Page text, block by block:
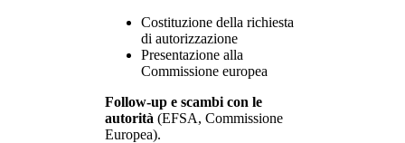
Costituzione della richiesta
di autorizzazione
Presentazione alla
Commissione europea
Follow-up e scambi con le
autorità (EFSA, Commissione
Europea).